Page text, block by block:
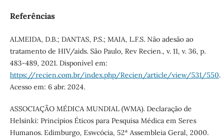
Referências
ALMEIDA, D.B.; DANTAS, P.S.; MAIA, L.F.S. Não adesão ao
tratamento de HIV/aids. São Paulo, Rev Recien., v. 11, v. 36, p.
483-489, 2021. Disponível em:
https://recien.com.br/index.php/Recien/article/view/531/550.
Acesso em: 6 abr. 2024.
ASSOCIAÇÃO MÉDICA MUNDIAL (WMA). Declaração de
Helsinki: Princípios Éticos para Pesquisa Médica em Seres
Humanos. Edimburgo, Eswcócia, 52ª Assembleia Geral, 2000.